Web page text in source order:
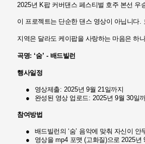
2025년 K팝 커버댄스 페스티벌 호주 본선 우
이 프로젝트는 단순한 댄스 영상이 아닙니다.
지역은 달라도 케이팝을 사랑하는 마음은 하나
곡명: ‘숨’ - 배드빌런
행사일정
● 영상제출: 2025년 9월 21일까지
●
완성된 영상 업로드: 2025년 9월 30일
참여방법
● 배드빌런의 ‘숨’ 음악에 맞춰 자신이 안
●
영상을 mp4 포맷(고화질)으로2025년